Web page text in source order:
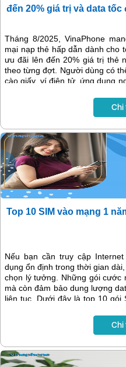
đến 20% giá trị và data tốc
Tháng 8/2025, VinaPhone
mại nạp thẻ hấp dẫn dành cho
ưu đãi lên đến 20% giá trị thẻ
theo từng đợt. Người dùng có
cào giấy, ví điện tử, ứng dụng
dõi ngay lịch khuyến mại chi tiết
Chi
Top 10 SIM vào mạng 1
Nếu bạn cần truy cập
dụng ổn định trong thời gian
chọn lý tưởng. Những gói cước
mà còn đảm bảo dung lượng
liên tục. Dưới đây là top 10 gói
Chi